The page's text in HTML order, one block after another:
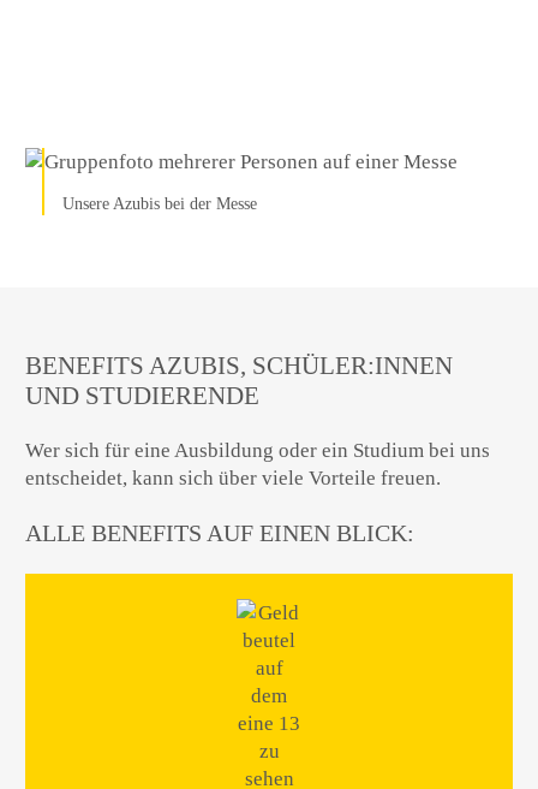
Unsere Azubis bei der Messe
BENEFITS AZUBIS, SCHÜLER:INNEN
UND STUDIERENDE
Wer sich für eine Ausbildung oder ein Studium bei uns
entscheidet, kann sich über viele Vorteile freuen.
ALLE BENEFITS AUF EINEN BLICK: